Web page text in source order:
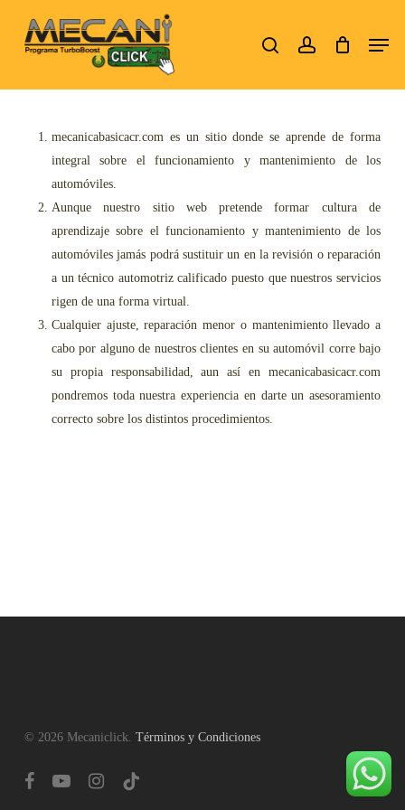
search account Menu
mecanicabasicacr.com es un sitio donde se aprende de forma
integral sobre el funcionamiento y mantenimiento de los
automóviles.
Aunque nuestro sitio web pretende formar cultura de
aprendizaje sobre el funcionamiento y mantenimiento de los
automóviles jamás podrá sustituir un en la revisión o reparación
a un técnico automotriz calificado puesto que nuestros servicios
rigen de una forma virtual.
Cualquier ajuste, reparación menor o mantenimiento llevado a
cabo por alguno de nuestros clientes en su automóvil corre bajo
su propia responsabilidad, aun así en mecanicabasicacr.com
pondremos toda nuestra experiencia en darte un asesoramiento
correcto sobre los distintos procedimientos.
© 2026 Mecaniclick. Términos y Condiciones
facebookyoutubeinstagram
tiktok
Close